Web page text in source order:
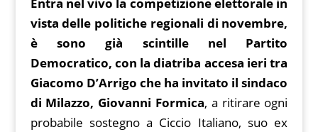
e
b
o
o
k
er l e
st
di
t
at
s
A
p
p
g
g
er
p
y
Li
n
k
b
o
ar
d
ai
l
e
gr
a
m
Entra nel vivo la competizione elettorale in
vista delle politiche regionali di novembre,
è sono già scintille nel Partito
Democratico, con la diatriba accesa ieri tra
Giacomo D’Arrigo che ha invitato il sindaco
di Milazzo, Giovanni Formica, a ritirare ogni
probabile sostegno a Ciccio Italiano, suo ex